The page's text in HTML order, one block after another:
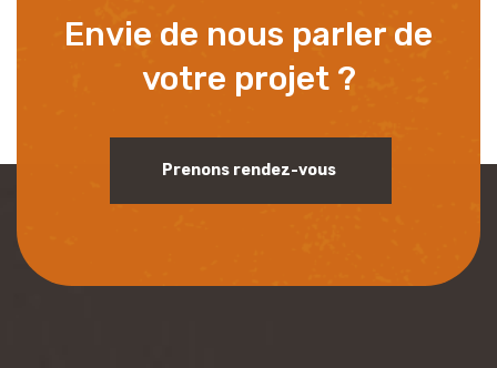
Envie de nous parler de
votre projet ?
Prenons rendez-vous